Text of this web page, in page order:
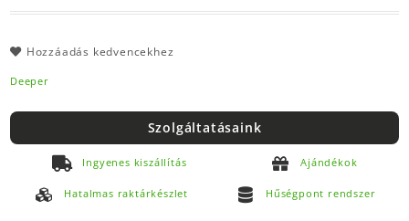
Hozzáadás kedvencekhez
Deeper
Szolgáltatásaink
Ingyenes kiszállítás Ajándékok
Hatalmas raktárkészlet Hűségpont rendszer